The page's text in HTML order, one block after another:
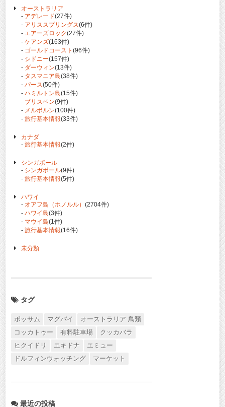
オーストラリア
- アデレード(27件)
- アリススプリングス(6件)
- エアーズロック(27件)
- ケアンズ(163件)
- ゴールドコースト (96件)
- シドニー(157件)
- ダーウィン(13件)
- タスマニア島(38件)
- パース(50件)
- ハミルトン島(15件)
- ブリスベン(9件)
- メルボルン(100件)
- 旅行基本情報(33件)
カナダ
- 旅行基本情報(2件)
シンガポール
- シンガポール(9件)
- 旅行基本情報(5件)
ハワイ
- オアフ島（ホノルル） (2704件)
- ハワイ島(3件)
- マウイ島(1件)
- 旅行基本情報(16件)
未分類
タグ
ポッサム マグパイ
オーストラリア 鳥類
コッカトゥー
有料駐車場
クッカバラ
ヒクイドリ
エキドナ
エミュー
ドルフィンウォッチング
マーケット
最近の投稿